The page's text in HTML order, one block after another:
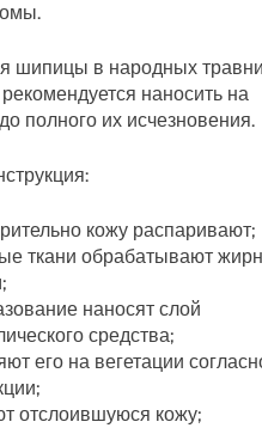
шипицы в народных
наносить на
полного их исчезновения.
кожу распаривают;
ткани обрабатывают
наносят слой
средства;
его на вегетации
отслоившуюся кожу;